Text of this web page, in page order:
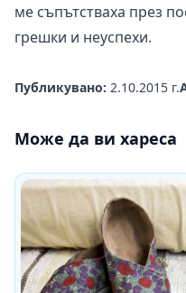
ме съпътстваха през
грешки и неуспехи.
Публикувано: 2.10.2015 г.
Може да ви хареса